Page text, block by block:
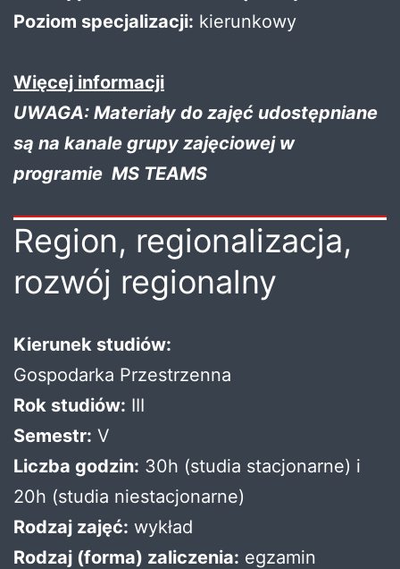
Poziom specjalizacji: kierunkowy
Więcej informacji
UWAGA: Materiały do zajęć udostępniane
są na kanale grupy zajęciowej w
programie MS TEAMS
Region, regionalizacja,
rozwój regionalny
Kierunek studiów:
Gospodarka Przestrzenna
Rok studiów: III
Semestr: V
Liczba godzin: 30h (studia stacjonarne) i
20h (studia niestacjonarne)
Rodzaj zajęć: wykład
Rodzaj (forma) zaliczenia: egzamin